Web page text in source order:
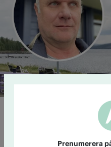
Hotellägaren
17 september 2021Sten
Prenumerera